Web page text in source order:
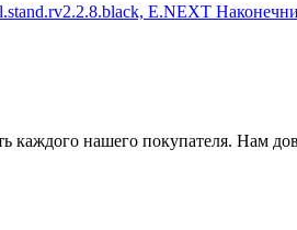
каждого нашего покупателя. Нам